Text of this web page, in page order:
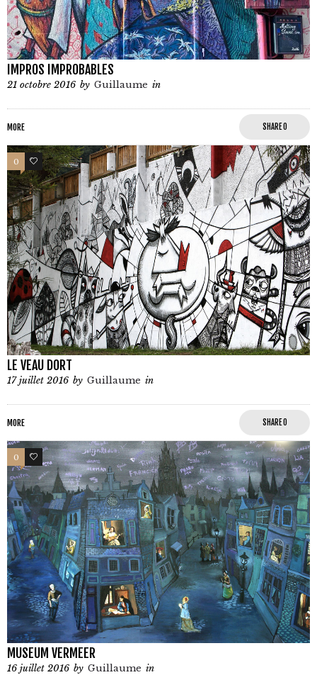
IMPROS IMPROBABLES
21 octobre 2016 by Guillaume in
MORE SHARE0
0 0
LE VEAU DORT
17 juillet 2016 by Guillaume in
MORE SHARE0
0 0
MUSEUM VERMEER
16 juillet 2016 by Guillaume in